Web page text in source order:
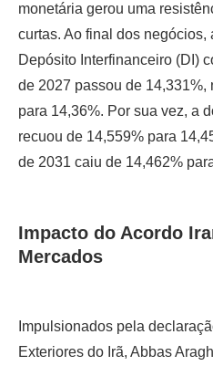
monetária gerou uma
curtas. Ao final dos negócios,
Depósito Interfinanceiro (DI)
de 2027 passou de 14,331%,
para 14,36%. Por sua vez, a
recuou de 14,559% para
de 2031 caiu de 14,462%
Impacto do Acordo
Mercados
Impulsionados pela
Exteriores do Irã, Abbas